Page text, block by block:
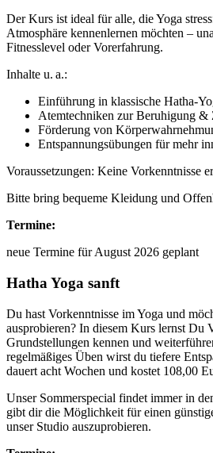
Der Kurs ist ideal für alle, die Yoga
Atmosphäre kennenlernen möchten –
Fitnesslevel oder Vorerfahrung.
Inhalte u. a.:
Einführung in klassische Hatha-
Atemtechniken zur Beruhigung &
Förderung von
Entspannungsübungen für mehr
Voraussetzungen: Keine Vorkenntnisse
Bitte bring bequeme Kleidung und
Termine:
neue Termine für August 2026 geplant
Hatha Yoga sanft
Du hast Vorkenntnisse im Yoga und
ausprobieren? In diesem Kurs lernst Du
Grundstellungen kennen und
regelmäßiges Üben wirst du tiefere
dauert acht Wochen und kostet 108,00
Unser Sommerspecial findet immer in
gibt dir die Möglichkeit für einen
unser Studio auszuprobieren.